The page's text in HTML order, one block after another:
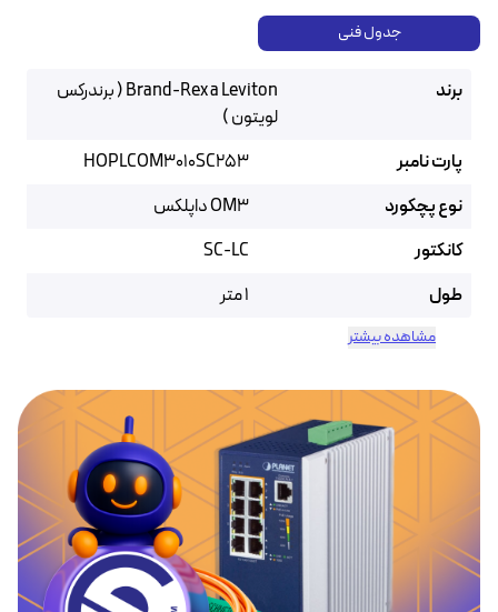
جدول فنی
برند
Brand-Rex a Leviton ( برندرکس
لویتون )
پارت نامبر
HOPLCOM3010SC253
نوع پچکورد
OM3 داپلکس
کانکتور
SC-LC
طول
1 متر
مشاهده بیشتر